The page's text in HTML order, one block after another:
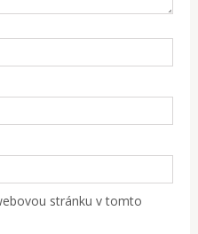
stránku v tomto